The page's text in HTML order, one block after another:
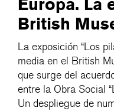
Europa. La
British
La exposición “Los
media en el British
que surge del
entre la Obra Social
Un despliegue de